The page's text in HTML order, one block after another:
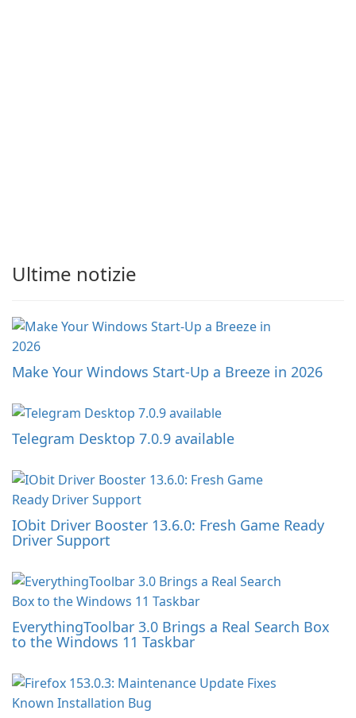
Ultime notizie
Make Your Windows Start-Up a Breeze in 2026
Telegram Desktop 7.0.9 available
IObit Driver Booster 13.6.0: Fresh Game Ready
Driver Support
EverythingToolbar 3.0 Brings a Real Search Box
to the Windows 11 Taskbar